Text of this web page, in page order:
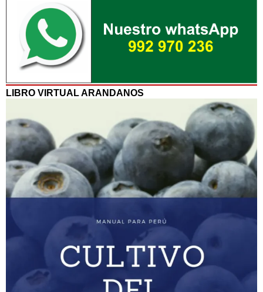
LIBRO VIRTUAL ARANDANOS